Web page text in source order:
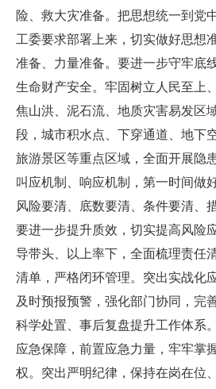
险、救大灾准备。把思想统一到党
工委要求部署上来，切实做好思想
准备、力量准备。要进一步守牢底
生命财产安全。牢固树立人民至上
焦山洪、泥石流、地质灾害易发区
段，城市积水点、下穿通道、地下
旅游景区等重点区域，全面开展隐
叫应机制、响应机制，第一时间做
风险要清、底数要清、条件要清、
要进一步提升质效，切实提高风险
导带头、以上率下，全面梳理责任
清单，严格闭环管理。突出实战化
及时预报预警，强化部门协同，完
科学处置、事后复盘提升工作体系
应急保障，前置应急力量，牢牢掌
权。突出严明纪律，保持在岗在位